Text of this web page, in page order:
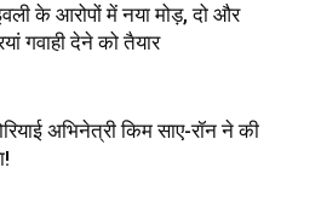
के आरोपों में नया मोड़, दो और
गवाही देने को तैयार
अभिनेत्री किम साए-रॉन ने की